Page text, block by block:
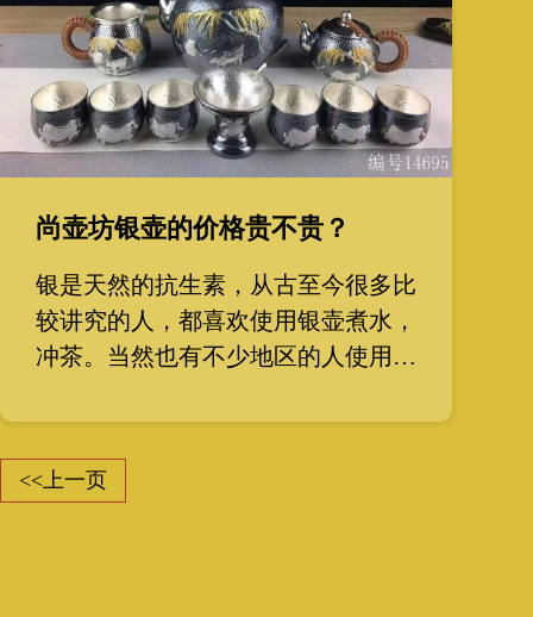
尚壶坊银壶的价格贵不贵？
银是天然的抗生素，从古至今很多比
较讲究的人，都喜欢使用银壶煮水，
冲茶。当然也有不少地区的人使用银
等。我们会发现这些长期使用银壶的
人都比较健康，长寿。其实尚壶坊银
壶并不贵，而且它的好处非常的多，
<<上一页